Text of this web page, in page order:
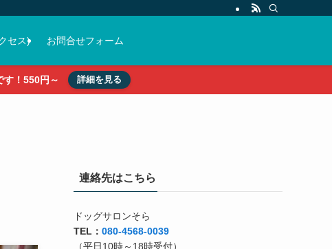
セス) お問合せフォーム
す！550円～ 詳細を見る
連絡先はこちら
ドッグサロンそら
TEL： 080-4568-0039
（平日10時～18時受付）